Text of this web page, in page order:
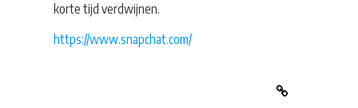
korte tijd verdwijnen.
https://www.snapchat.com/